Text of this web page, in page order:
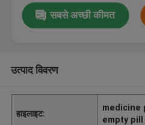
सबसे अच्छी कीमत
उत्पाद विवरण
हाइलाइट:
medicine
empty